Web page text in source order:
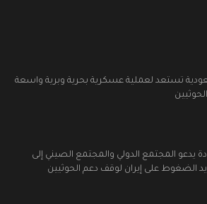
تستعد لعملية عسكرية بحرية وبرية واسعة
يدعو المجتمع الدولي والمجتمع الصيني إلى
الضغوط على إيران لوقف دعم الحوثيين